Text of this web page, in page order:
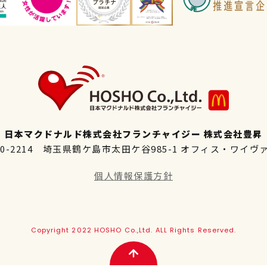
日本マクドナルド株式会社フランチャイジー 株式会社豊昇
2214 埼玉県鶴ケ島市太田ケ谷985-1 オフィス・ワイヴ
個人情報保護方針
Copyright 2022 HOSHO Co.,Ltd. ALL Rights Reserved.